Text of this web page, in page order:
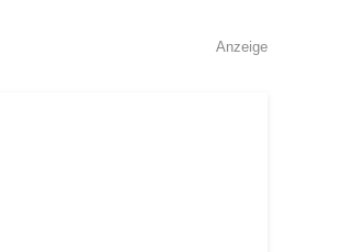
Anzeige